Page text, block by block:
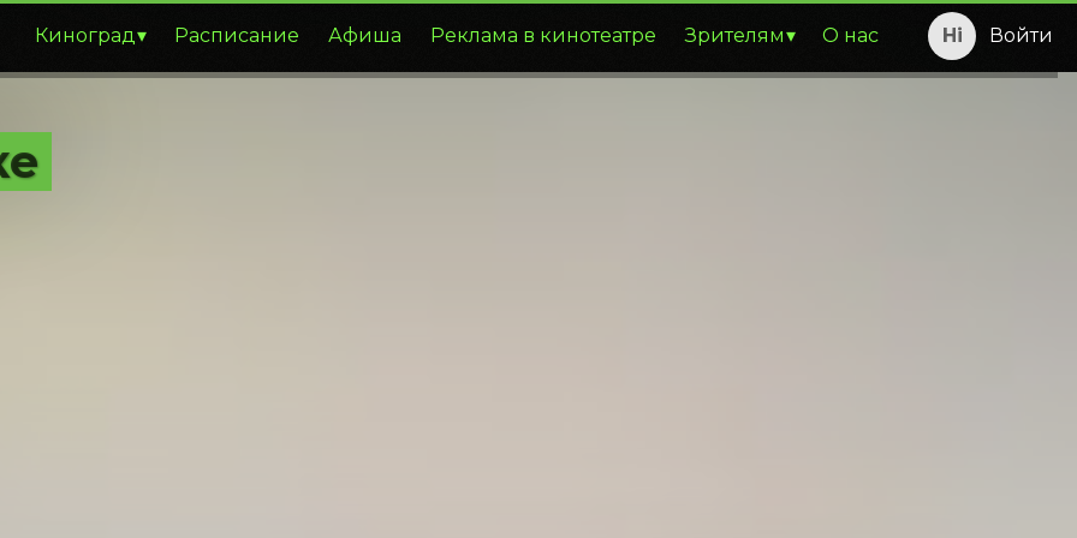
Киноград Расписание Афиша Реклама в кинотеатре Зрителям О нас Войти